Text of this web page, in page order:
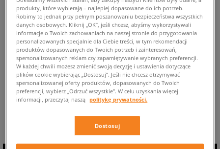
POWRÓT DO SKLEPU
Aktualnie przeglądasz sneakersy: Nike Zoom 2k ⭐ ⭐ ⭐ ⭐ Dostępne
modele tych sneakersów: 0 ✅
Powrót do całej kolekcji:
produkty, które wybierają – najlepiej dopasowane do ich potrzeb.
Robimy to jednak przy pełnym poszanowaniu bezpieczeństwa wszystkich
danych osobowych. Kliknij „OK”, jeśli chcesz, abyśmy wykorzystywali
informacje o Twoich zachowaniach na naszej stronie do przygotowania
personalizowanych specjalnie dla Ciebie treści, w tym rekomendacji
produktów dopasowanych do Twoich potrzeb i zainteresowań,
spersonalizowanych reklam czy zapamiętywanie wybranych preferencji.
W każdej chwili możesz zmienić swoją decyzję i ustawienia dotyczące
plików cookie wybierając „Dostosuj”. Jeśli nie chcesz otrzymywać
spersonalizowanej oferty produktów, dopasowanych do Twoich
preferencji, wybierz „Odrzuć wszystkie”. W celu uzyskania więcej
informacji, przeczytaj naszą politykę prywatności.
Dostosuj